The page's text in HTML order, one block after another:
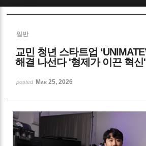
일반
교민 청년 스타트업
해결 나선다 '형제가 이끈 혁신'
posted Mar 25, 2026
Sketchbook5, 스케
Sketchbook5, 스케